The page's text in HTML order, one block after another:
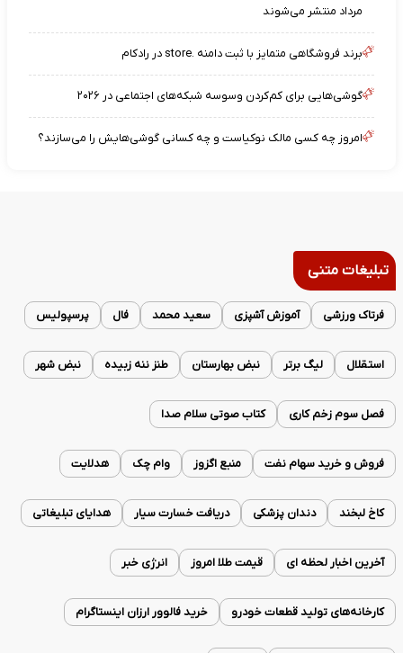
مرداد منتشر می‌شوند
برند فروشگاهی متمایز با ثبت دامنه .store در رادکام
گوشی‌هایی برای کم‌کردن وسوسه شبکه‌های اجتماعی در ۲۰۲۶
امروز چه کسی مالک نوکیاست و چه کسانی گوشی‌هایش را می‌سازند؟
تبلیغات متنی
فرتاک ورزشی آموزش آشپزی سعید محمد فال پرسپولیس
استقلال لیگ برتر نبض بهارستان طنز ننه زبیده نبض شهر
فصل سوم زخم کاری کتاب صوتی سلام صدا
فروش و خرید سهام نفت منبع اگزوز وام چک هدلایت
کاخ لبخند دندان پزشکی دریافت خسارت سیار هدایای تبلیغاتی
آخرین اخبار لحظه ای قیمت طلا امروز انرژی خبر
کارخانه‌های تولید قطعات خودرو خرید فالوور ارزان اینستاگرام